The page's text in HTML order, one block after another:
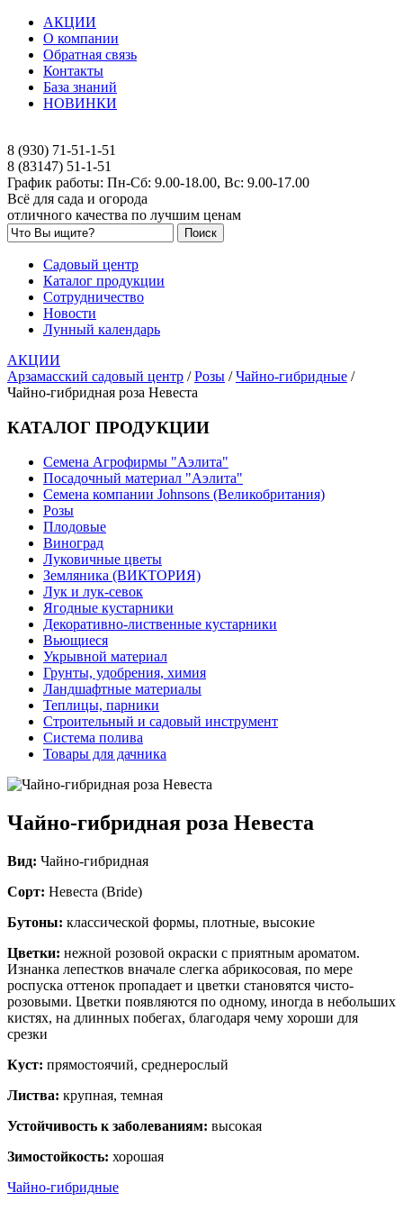
АКЦИИ
О компании
Обратная связь
Контакты
База знаний
НОВИНКИ
8 (930) 71-51-1-51
8 (83147) 51-1-51
График работы: Пн-Сб: 9.00-18.00, Вс: 9.00-17.00
Всё для сада и огорода
отличного качества по лучшим ценам
Садовый центр
Каталог продукции
Сотрудничество
Новости
Лунный календарь
АКЦИИ
Арзамасский садовый центр /Розы /Чайно-гибридные /
Чайно-гибридная роза Невеста
КАТАЛОГ ПРОДУКЦИИ
Семена Агрофирмы "Аэлита"
Посадочный материал "Аэлита"
Семена компании Johnsons (Великобритания)
Розы
Плодовые
Виноград
Луковичные цветы
Земляника (ВИКТОРИЯ)
Лук и лук-севок
Ягодные кустарники
Декоративно-лиственные кустарники
Вьющиеся
Укрывной материал
Грунты, удобрения, химия
Ландшафтные материалы
Теплицы, парники
Строительный и садовый инструмент
Система полива
Товары для дачника
Чайно-гибридная роза Невеста
Вид: Чайно-гибридная
Сорт: Невеста (Bride)
Бутоны: классической формы, плотные, высокие
Цветки: нежной розовой окраски с приятным ароматом.
Изнанка лепестков вначале слегка абрикосовая, по мере
роспуска оттенок пропадает и цветки становятся чисто-
розовыми. Цветки появляются по одному, иногда в небольших
кистях, на длинных побегах, благодаря чему хороши для
срезки
Куст: прямостоячий, среднерослый
Листва: крупная, темная
Устойчивость к заболеваниям: высокая
Зимостойкость: хорошая
Чайно-гибридные